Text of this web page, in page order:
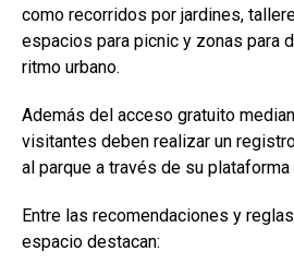
como recorridos por jardines,
espacios para picnic y zonas para
ritmo urbano.
Además del acceso gratuito
visitantes deben realizar un
al parque a través de su plataforma
Entre las recomendaciones y
espacio destacan: